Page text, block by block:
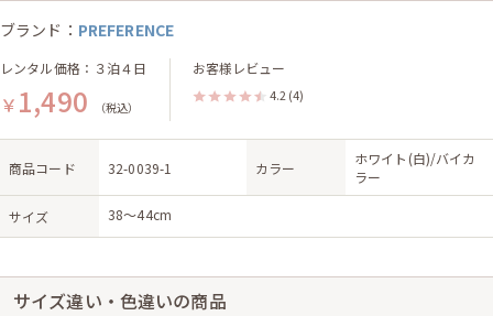
ブランド： PREFERENCE
レンタル価格：３泊４日
￥ 1,490 （税込）
お客様レビュー
4.2 (4)
商品コード 32-0039-1 カラー
ホワイト(白)/バイカ
ラー
サイズ 38～44cm
サイズ違い・色違いの商品